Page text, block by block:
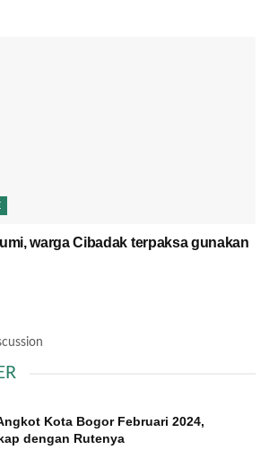
warga Cibadak terpaksa gunakan
Kota Bogor Februari 2024,
dengan Rutenya